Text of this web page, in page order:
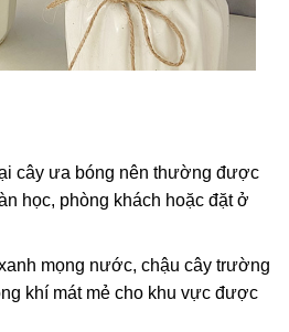
cây ưa bóng nên thường được
học, phòng khách hoặc đặt ở
mọng nước, chậu cây trường
khí mát mẻ cho khu vực được